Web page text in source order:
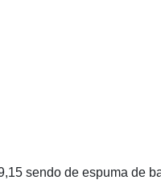
sendo de espuma de